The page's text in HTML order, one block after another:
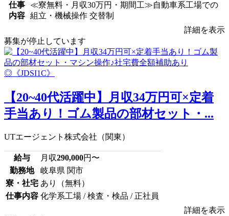
仕事
内容
≪寮無料・月収30万円・期間工≫自動車系工場での
組立・機械操作 交替制
詳細を表示
募集が停止しています
【20~40代活躍中】月収34万円可×定着
手当あり！ゴム製品の部材セット・...
UTエージェント株式会社（関東）
給与 月収290,000円〜
勤務地
岐阜県 関市
寮・社宅 あり（無料）
仕事内容 化学系工場 / 検査・検品 / 正社員
詳細を表示